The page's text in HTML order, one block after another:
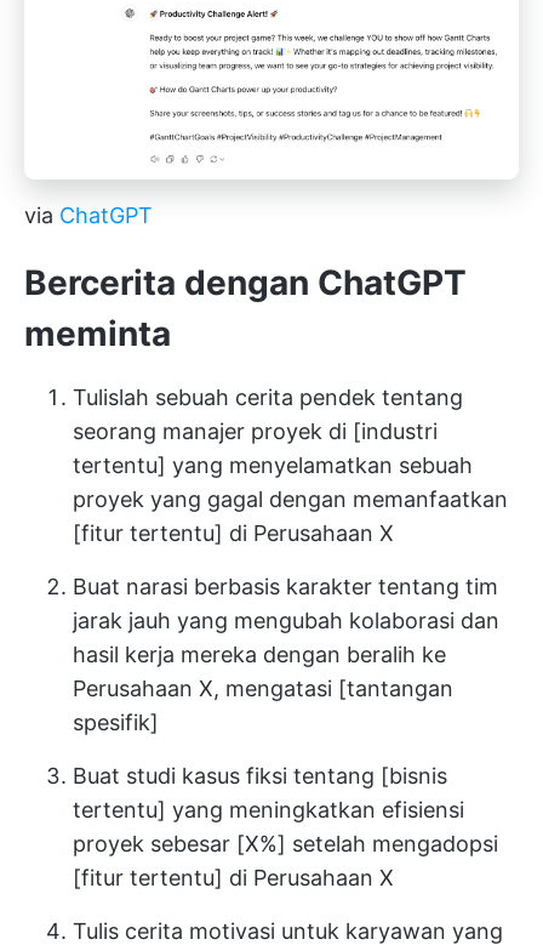
via ChatGPT
Bercerita dengan ChatGPT
meminta
Tulislah sebuah cerita pendek tentang
seorang manajer proyek di [industri
tertentu] yang menyelamatkan sebuah
proyek yang gagal dengan memanfaatkan
[fitur tertentu] di Perusahaan X
Buat narasi berbasis karakter tentang tim
jarak jauh yang mengubah kolaborasi dan
hasil kerja mereka dengan beralih ke
Perusahaan X, mengatasi [tantangan
spesifik]
Buat studi kasus fiksi tentang [bisnis
tertentu] yang meningkatkan efisiensi
proyek sebesar [X%] setelah mengadopsi
[fitur tertentu] di Perusahaan X
Tulis cerita motivasi untuk karyawan yang